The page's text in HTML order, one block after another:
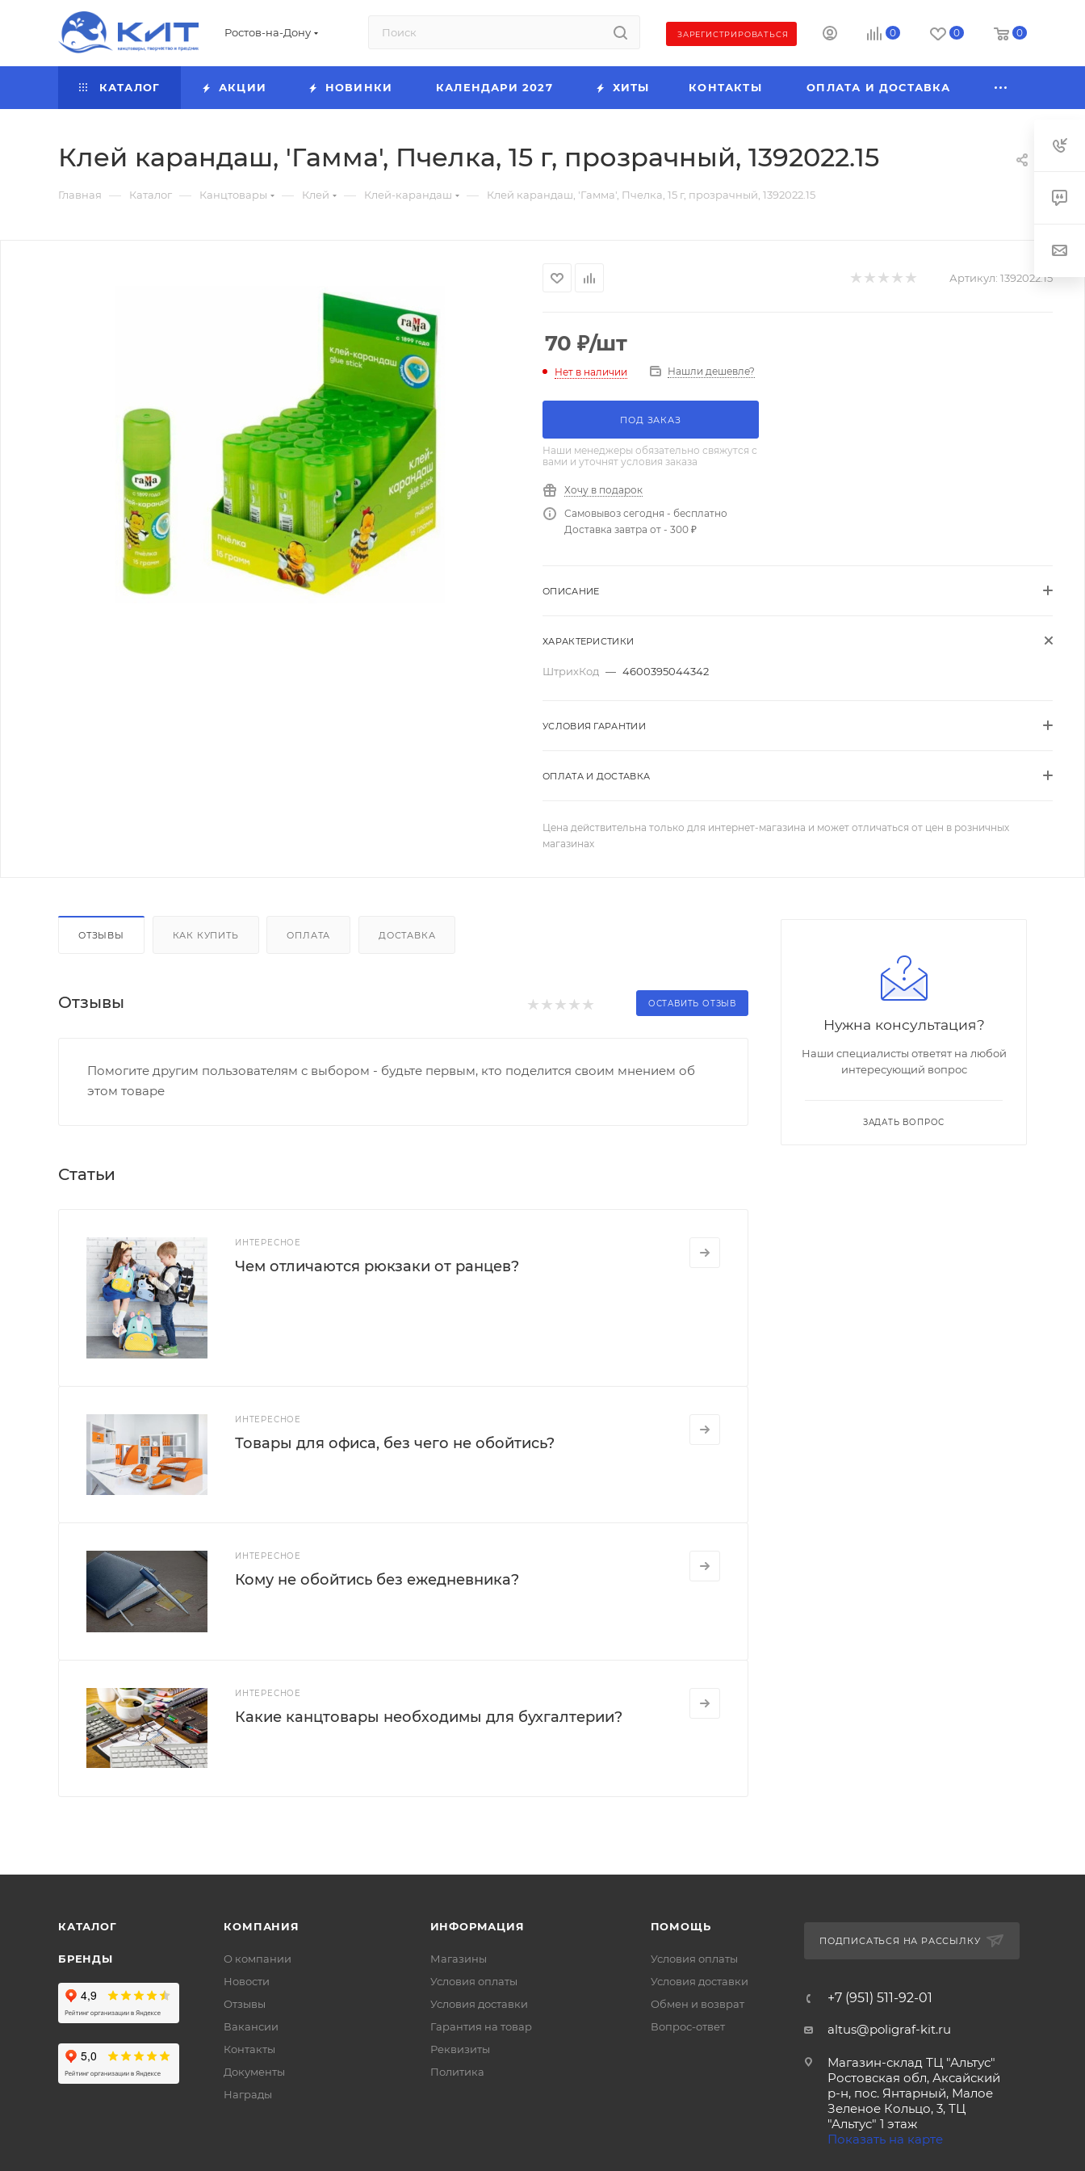
Ростов-на-Дону ЗАРЕГИСТРИРОВАТЬСЯ 0 0 0
КАТАЛОГ АКЦИИ НОВИНКИ КАЛЕНДАРИ 2027 ХИТЫ КОНТАКТЫ ОПЛАТА И ДОСТАВКА
Клей карандаш, 'Гамма', Пчелка, 15 г, прозрачный, 1392022.15
Главная — Каталог — Канцтовары — Клей — Клей-карандаш — Клей карандаш, 'Гамма', Пчелка, 15 г, прозрачный, 1392022.15
Артикул: 1392022.15
70 ₽/шт
Нет в наличии Нашли дешевле?
ПОД ЗАКАЗ
Наши менеджеры обязательно свяжутся с
вами и уточнят условия заказа
Хочу в подарок
Самовывоз сегодня - бесплатно
Доставка завтра от - 300 ₽
ОПИСАНИЕ
ХАРАКТЕРИСТИКИ
ШтрихКод — 4600395044342
УСЛОВИЯ ГАРАНТИИ
ОПЛАТА И ДОСТАВКА
Цена действительна только для интернет-магазина и может отличаться от цен в розничных
магазинах
ОТЗЫВЫ КАК КУПИТЬ ОПЛАТА ДОСТАВКА
Отзывы ОСТАВИТЬ ОТЗЫВ
Помогите другим пользователям с выбором - будьте первым, кто поделится своим мнением об
этом товаре
Статьи
ИНТЕРЕСНОЕ
Чем отличаются рюкзаки от ранцев?
ИНТЕРЕСНОЕ
Товары для офиса, без чего не обойтись?
ИНТЕРЕСНОЕ
Кому не обойтись без ежедневника?
ИНТЕРЕСНОЕ
Какие канцтовары необходимы для бухгалтерии?
Нужна консультация?
Наши специалисты ответят на любой
интересующий вопрос
ЗАДАТЬ ВОПРОС
КАТАЛОГ
БРЕНДЫ
КОМПАНИЯ
О компании
Новости
Отзывы
Вакансии
Контакты
Документы
Награды
ИНФОРМАЦИЯ
Магазины
Условия оплаты
Условия доставки
Гарантия на товар
Реквизиты
Политика
ПОМОЩЬ
Условия оплаты
Условия доставки
Обмен и возврат
Вопрос-ответ
ПОДПИСАТЬСЯ НА РАССЫЛКУ
+7 (951) 511-92-01
altus@poligraf-kit.ru
Магазин-склад ТЦ "Альтус"
Ростовская обл, Аксайский
р-н, пос. Янтарный, Малое
Зеленое Кольцо, 3, ТЦ
"Альтус" 1 этаж
Показать на карте